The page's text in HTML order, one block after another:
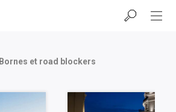
Bornes et road blockers